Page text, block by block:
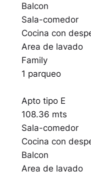
Balcon
Sala-comedor
Cocina con
Area de lavado
Family
1 parqueo
Apto tipo E
108.36 mts
Sala-comedor
Cocina con
Balcon
Area de lavado